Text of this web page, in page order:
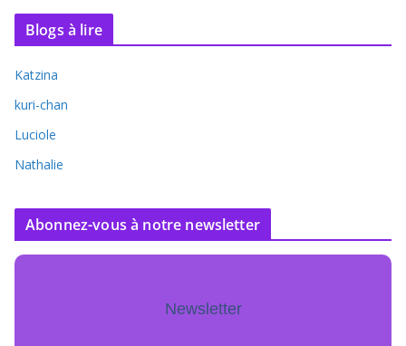
Blogs à lire
Katzina
kuri-chan
Luciole
Nathalie
Abonnez-vous à notre newsletter
Newsletter